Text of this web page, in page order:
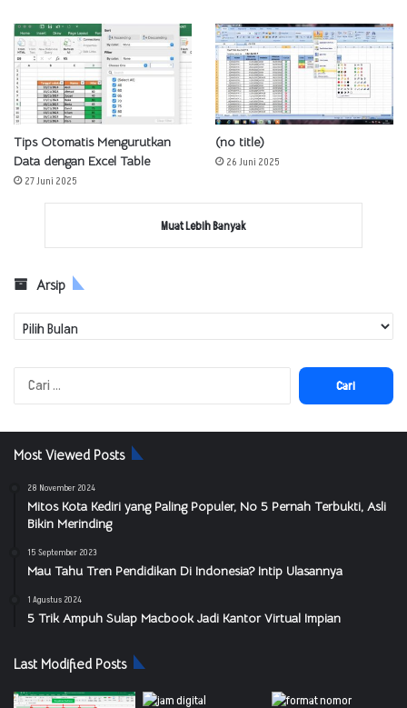
Tips Otomatis Mengurutkan
Data dengan Excel Table
27 Juni 2025
(no title)
26 Juni 2025
Muat Lebih Banyak
Arsip
Cari
Most Viewed Posts
28 November 2024
Mitos Kota Kediri yang Paling Populer, No 5 Pernah Terbukti, Asli
Bikin Merinding
15 September 2023
Mau Tahu Tren Pendidikan Di Indonesia? Intip Ulasannya
1 Agustus 2024
5 Trik Ampuh Sulap Macbook Jadi Kantor Virtual Impian
Last Modified Posts